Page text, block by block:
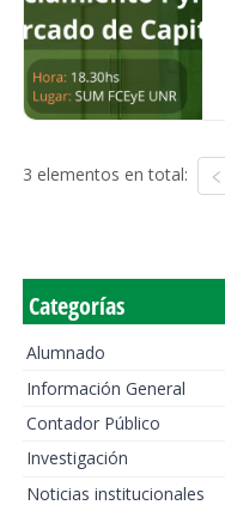
3 elementos en total:
Categorías
Alumnado
Información General
Contador Público
Investigación
Noticias institucionales